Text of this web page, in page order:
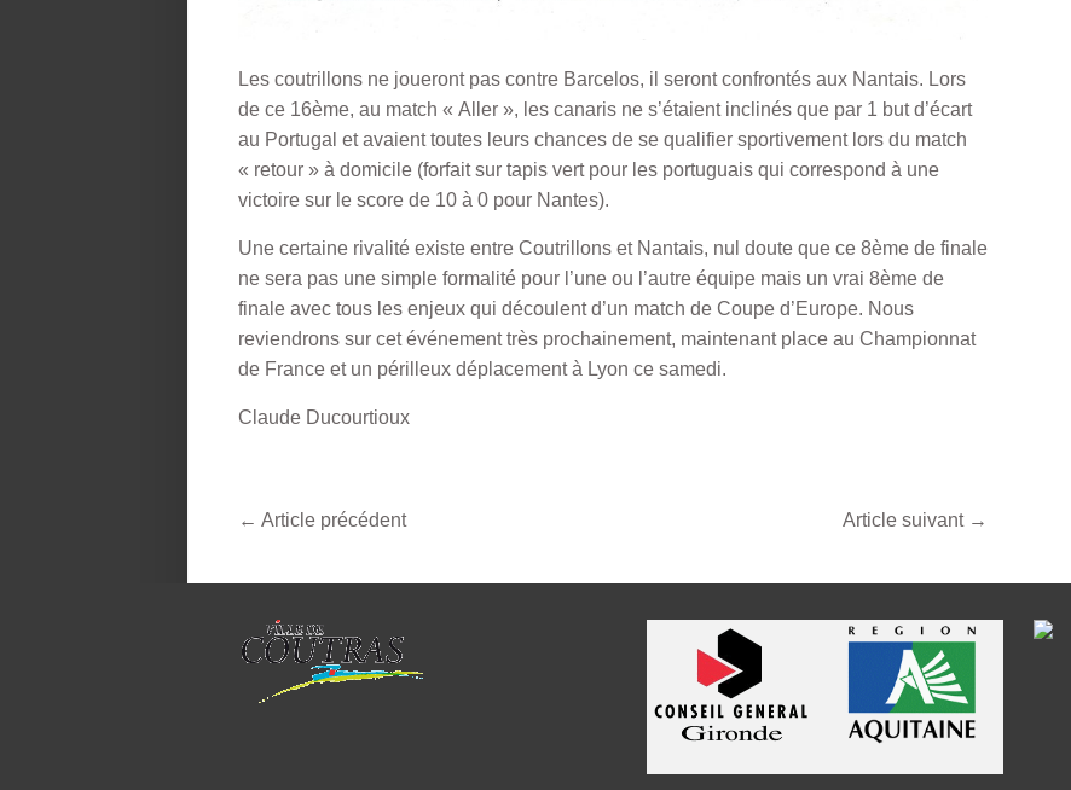
Les coutrillons ne joueront pas contre Barcelos, il seront confrontés aux Nantais. Lors
de ce 16ème, au match « Aller », les canaris ne s’étaient inclinés que par 1 but d’écart
au Portugal et avaient toutes leurs chances de se qualifier sportivement lors du match
« retour » à domicile (forfait sur tapis vert pour les portuguais qui correspond à une
victoire sur le score de 10 à 0 pour Nantes).
Une certaine rivalité existe entre Coutrillons et Nantais, nul doute que ce 8ème de finale
ne sera pas une simple formalité pour l’une ou l’autre équipe mais un vrai 8ème de
finale avec tous les enjeux qui découlent d’un match de Coupe d’Europe. Nous
reviendrons sur cet événement très prochainement, maintenant place au Championnat
de France et un périlleux déplacement à Lyon ce samedi.
Claude Ducourtioux
← Article précédent Article suivant →